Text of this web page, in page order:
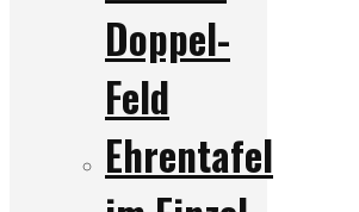
Doppel-
Feld
Ehrentafel